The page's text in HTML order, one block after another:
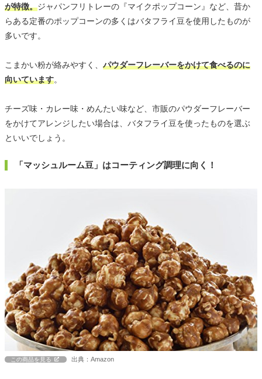
が特徴。ジャパンフリトレーの『マイクポップコーン』など、昔か
らある定番のポップコーンの多くはバタフライ豆を使用したものが
多いです。
こまかい粉が絡みやすく、 パウダーフレーバーをかけて食べるのに
向いています。
チーズ味・カレー味・めんたい味など、市販のパウダーフレーバー
をかけてアレンジしたい場合は、バタフライ豆を使ったものを選ぶ
といいでしょう。
「マッシュルーム豆」はコーティング調理に向く！
この商品を見る 出典：Amazon